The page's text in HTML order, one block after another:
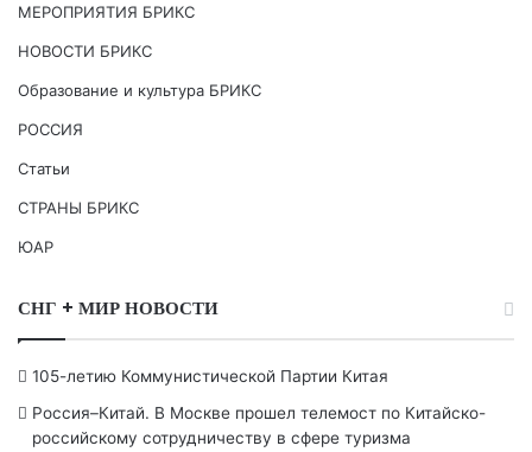
МЕРОПРИЯТИЯ БРИКС
НОВОСТИ БРИКС
Образование и культура БРИКС
РОССИЯ
Статьи
СТРАНЫ БРИКС
ЮАР
СНГ + МИР НОВОСТИ
105-летию Коммунистической Партии Китая
Россия–Китай. В Москве прошел телемост по Китайско-
российскому сотрудничеству в сфере туризма